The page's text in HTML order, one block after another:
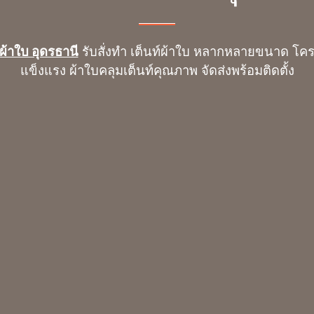
าใบ อุดรธานีรับสั่งทำ เต็นท์ผ้าใบ หลากหลายขนาด โค
แข็งแรง ผ้าใบคลุมเต็นท์คุณภาพ จัดส่งพร้อมติดตั้ง